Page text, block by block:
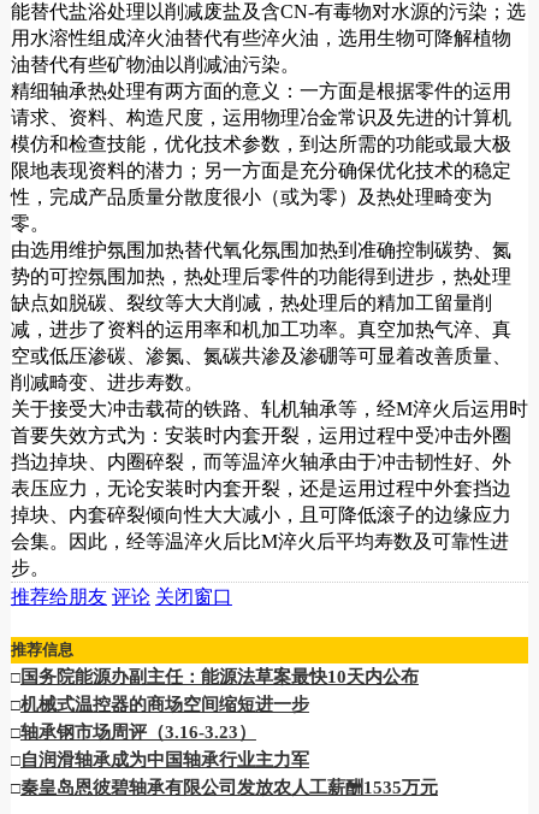
能替代盐浴处理以削减废盐及含CN-有毒物对水源的污染；选
用水溶性组成淬火油替代有些淬火油，选用生物可降解植物
油替代有些矿物油以削减油污染。
精细轴承热处理有两方面的意义：一方面是根据零件的运用
请求、资料、构造尺度，运用物理冶金常识及先进的计算机
模仿和检查技能，优化技术参数，到达所需的功能或最大极
限地表现资料的潜力；另一方面是充分确保优化技术的稳定
性，完成产品质量分散度很小（或为零）及热处理畸变为
零。
由选用维护氛围加热替代氧化氛围加热到准确控制碳势、氮
势的可控氛围加热，热处理后零件的功能得到进步，热处理
缺点如脱碳、裂纹等大大削减，热处理后的精加工留量削
减，进步了资料的运用率和机加工功率。真空加热气淬、真
空或低压渗碳、渗氮、氮碳共渗及渗硼等可显着改善质量、
削减畸变、进步寿数。
关于接受大冲击载荷的铁路、轧机轴承等，经M淬火后运用时
首要失效方式为：安装时内套开裂，运用过程中受冲击外圈
挡边掉块、内圈碎裂，而等温淬火轴承由于冲击韧性好、外
表压应力，无论安装时内套开裂，还是运用过程中外套挡边
掉块、内套碎裂倾向性大大减小，且可降低滚子的边缘应力
会集。因此，经等温淬火后比M淬火后平均寿数及可靠性进
步。
推荐给朋友 评论 关闭窗口
推荐信息
□国务院能源办副主任：能源法草案最快10天内公布
□机械式温控器的商场空间缩短进一步
□轴承钢市场周评（3.16-3.23）
□自润滑轴承成为中国轴承行业主力军
□秦皇岛恩彼碧轴承有限公司发放农人工薪酬1535万元